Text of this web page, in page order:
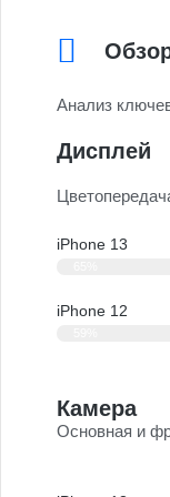
Анализ
Дисплей
iPhone 13
iPhone 12
Камера
Основная и